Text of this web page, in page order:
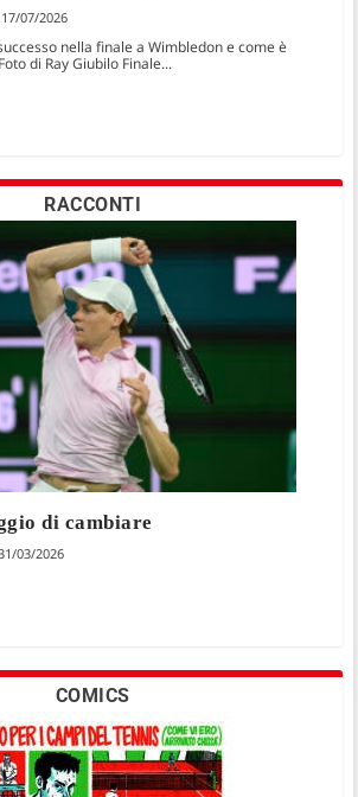
17/07/2026
nella finale a Wimbledon e come è
di Ray Giubilo Finale...
RACCONTI
di cambiare
03/2026
COMICS